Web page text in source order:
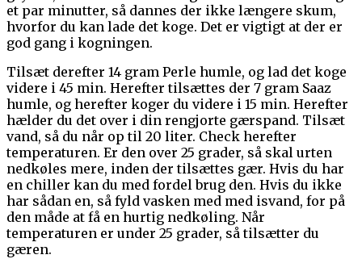
et par minutter, så dannes der ikke længere skum,
hvorfor du kan lade det koge. Det er vigtigt at der er
god gang i kogningen.
Tilsæt derefter 14 gram Perle humle, og lad det koge
videre i 45 min. Herefter tilsættes der 7 gram Saaz
humle, og herefter koger du videre i 15 min. Herefter
hælder du det over i din rengjorte gærspand. Tilsæt
vand, så du når op til 20 liter. Check herefter
temperaturen. Er den over 25 grader, så skal urten
nedkøles mere, inden der tilsættes gær. Hvis du har
en chiller kan du med fordel brug den. Hvis du ikke
har sådan en, så fyld vasken med med isvand, for på
den måde at få en hurtig nedkøling. Når
temperaturen er under 25 grader, så tilsætter du
gæren.